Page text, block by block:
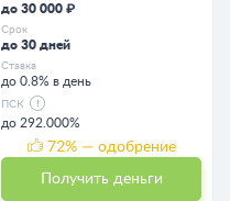
до 30 000 ₽
Срок
до 30 дней
Ставка
до 0.8% в день
ПСК
до 292.000%
72% — одобрение
Получить деньги